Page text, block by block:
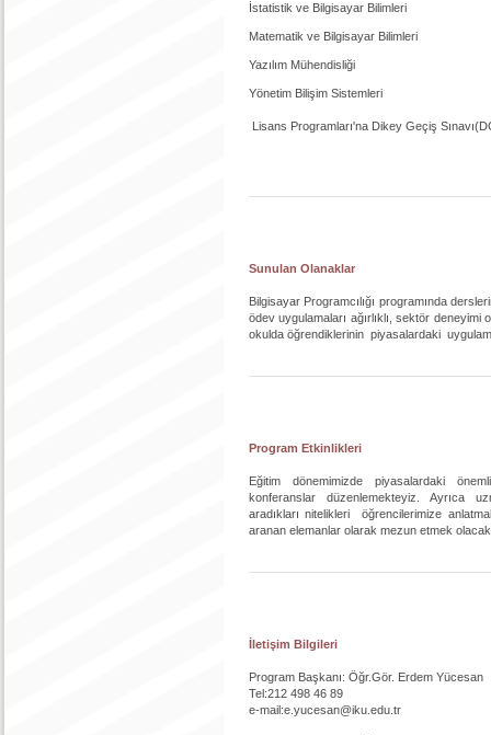
İstatistik ve Bilgisayar
Matematik ve Bilgisayar
Yazılım Mühendisliği
Yönetim Bilişim Sistemleri
Lisans Programları'na Dikey Geçiş
Sunulan Olanaklar
Bilgisayar Programcılığı programında
ödev uygulamaları ağırlıklı, sektör
okulda öğrendiklerinin piyasalardaki
Program Etkinlikleri
Eğitim dönemimizde piyasalardaki
konferanslar düzenlemekteyiz. Ayrıca
aradıkları nitelikleri öğrencilerimize
aranan elemanlar olarak mezun etmek
İletişim Bilgileri
Program Başkanı: Öğr.Gör. Erdem Yücesan
Tel:212 498 46 89
e-mail:e.yucesan@iku.edu.tr